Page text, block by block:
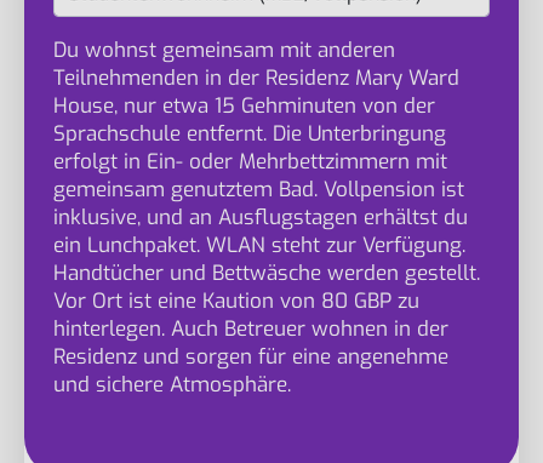
Du wohnst gemeinsam mit anderen
Teilnehmenden in der Residenz Mary Ward
House, nur etwa 15 Gehminuten von der
Sprachschule entfernt. Die Unterbringung
erfolgt in Ein- oder Mehrbettzimmern mit
gemeinsam genutztem Bad. Vollpension ist
inklusive, und an Ausflugstagen erhältst du
ein Lunchpaket. WLAN steht zur Verfügung.
Handtücher und Bettwäsche werden gestellt.
Vor Ort ist eine Kaution von 80 GBP zu
hinterlegen. Auch Betreuer wohnen in der
Residenz und sorgen für eine angenehme
und sichere Atmosphäre.